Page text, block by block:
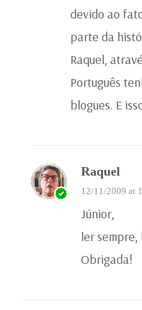
devido ao
parte da
Raquel,
Português
blogues. E
Raquel
12/11/2009 at
Júnior,
ler sempre,
Obrigada!